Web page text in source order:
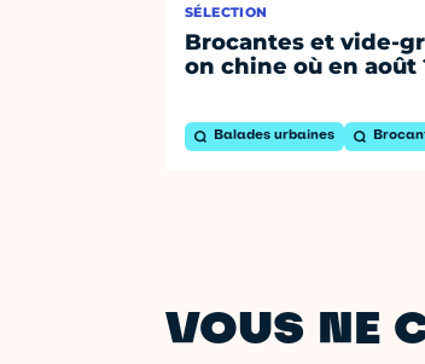
SÉLECTION
Brocantes et vide-
on chine où en août
Balades urbaines
VOUS NE